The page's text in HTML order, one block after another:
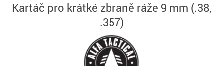
Kartáč pro krátké zbraně ráže 9 mm (.38,
.357)